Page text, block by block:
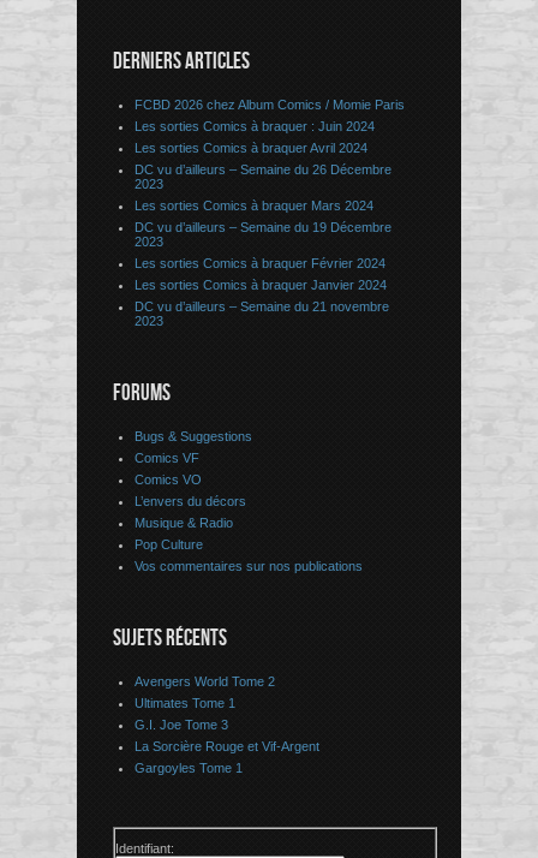
DERNIERS ARTICLES
FCBD 2026 chez Album Comics / Momie Paris
Les sorties Comics à braquer : Juin 2024
Les sorties Comics à braquer Avril 2024
DC vu d’ailleurs – Semaine du 26 Décembre
2023
Les sorties Comics à braquer Mars 2024
DC vu d’ailleurs – Semaine du 19 Décembre
2023
Les sorties Comics à braquer Février 2024
Les sorties Comics à braquer Janvier 2024
DC vu d’ailleurs – Semaine du 21 novembre
2023
FORUMS
Bugs & Suggestions
Comics VF
Comics VO
L’envers du décors
Musique & Radio
Pop Culture
Vos commentaires sur nos publications
SUJETS RÉCENTS
Avengers World Tome 2
Ultimates Tome 1
G.I. Joe Tome 3
La Sorcière Rouge et Vif-Argent
Gargoyles Tome 1
Identifiant: